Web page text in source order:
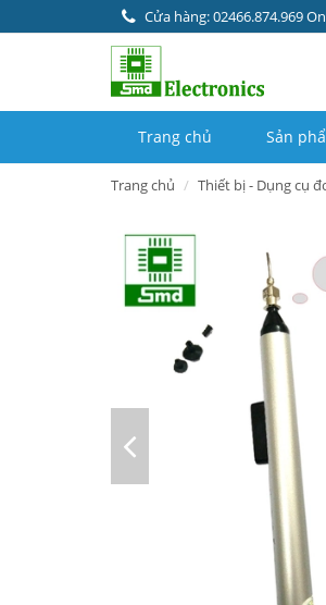
Cửa hàng: 02466.874.969
Trang chủ Sản
Trang chủ Thiết bị - Dụng cụ